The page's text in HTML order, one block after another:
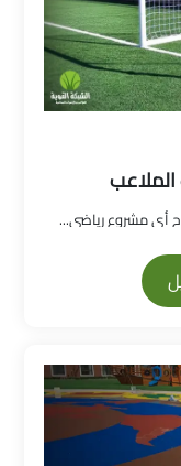
أي مشروع رياضي...